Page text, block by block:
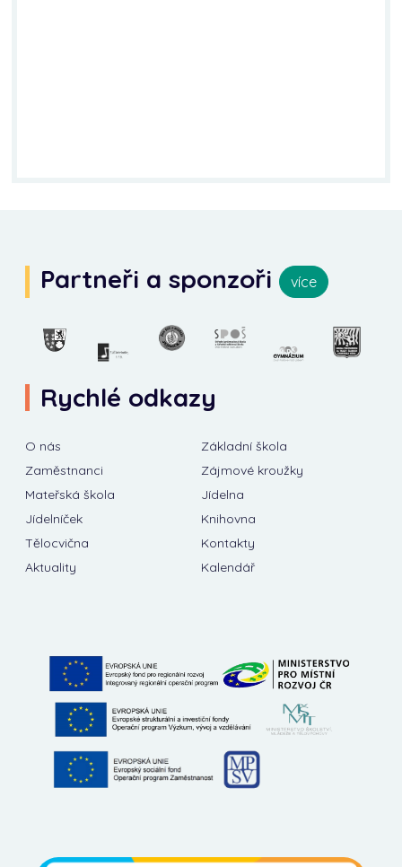
Partneři a sponzoři více
Rychlé odkazy
O nás
Základní škola
Zaměstnanci
Zájmové kroužky
Mateřská škola
Jídelna
Jídelníček
Knihovna
Tělocvična
Kontakty
Aktuality
Kalendář